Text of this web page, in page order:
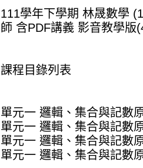
111學年下學期 林晟數學
師 含PDF講義 影音教學版
課程目錄列表
單元一 邏輯、集合與記數
單元一 邏輯、集合與記數
單元一 邏輯、集合與記數
單元一 邏輯、集合與記數